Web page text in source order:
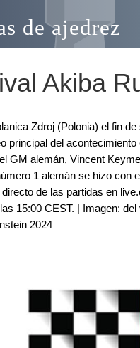
de ajedrez
Akiba
Zdroj (Polonia) el fin
principal del
GM alemán, Vincent
1 alemán se hizo con
de las partidas en
15:00 CEST. | Imagen:
2024